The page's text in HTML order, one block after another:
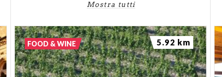
Mostra tutti
FOOD & WINE 5.92 km